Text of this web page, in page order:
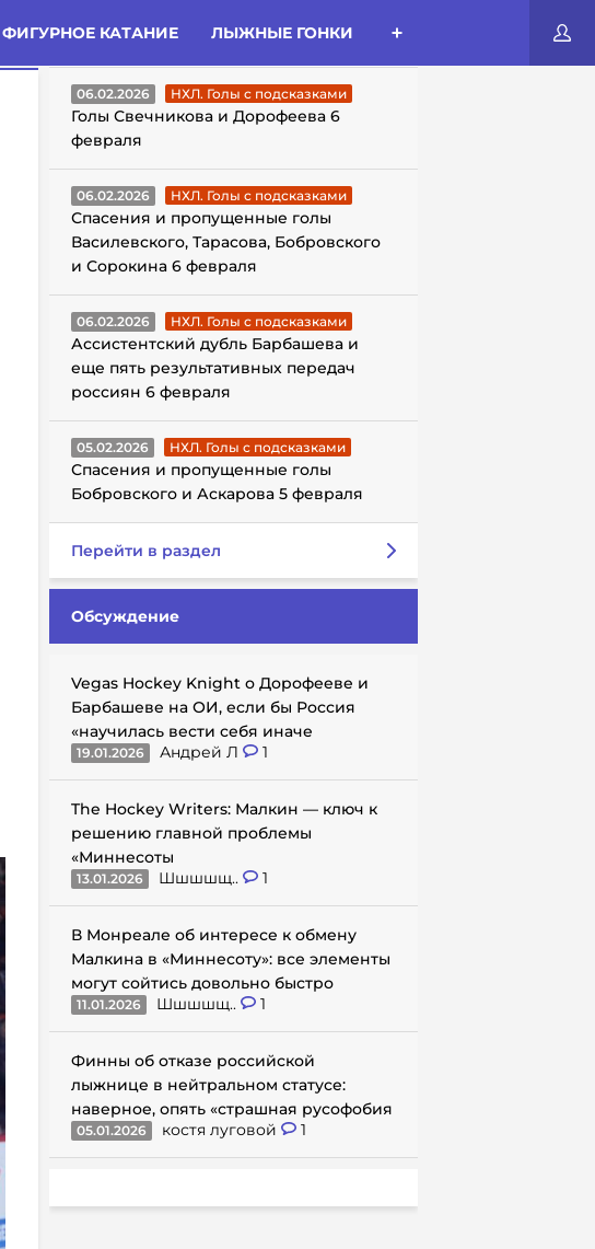
ФИГУРНОЕ КАТАНИЕ ЛЫЖНЫЕ ГОНКИ
ГОЛЫ С ПОДСКАЗКАМИ
06.02.2026 НХЛ. Голы с подсказками
Голы Свечникова и Дорофеева 6
февраля
06.02.2026 НХЛ. Голы с подсказками
Спасения и пропущенные голы
Василевского, Тарасова, Бобровского
и Сорокина 6 февраля
06.02.2026 НХЛ. Голы с подсказками
Ассистентский дубль Барбашева и
еще пять результативных передач
россиян 6 февраля
05.02.2026 НХЛ. Голы с подсказками
Спасения и пропущенные голы
Бобровского и Аскарова 5 февраля
Перейти в раздел
Обсуждение
Vegas Hockey Knight о Дорофееве и
Барбашеве на ОИ, если бы Россия
«научилась вести себя иначе
19.01.2026 Андрей Л 1
The Hockey Writers: Малкин — ключ к
решению главной проблемы
«Миннесоты
13.01.2026 Шшшшщ.. 1
В Монреале об интересе к обмену
Малкина в «Миннесоту»: все элементы
могут сойтись довольно быстро
11.01.2026 Шшшшщ.. 1
Финны об отказе российской
лыжнице в нейтральном статусе:
наверное, опять «страшная русофобия
05.01.2026 костя луговой 1